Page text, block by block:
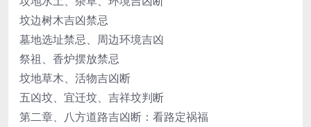
坟边树木吉凶禁忌
墓地选址禁忌、周边环境吉凶
祭祖、香炉摆放禁忌
坟地草木、活物吉凶断
五凶坟、宜迁坟、吉祥坟判断
第二章、八方道路吉凶断：看路定祸福